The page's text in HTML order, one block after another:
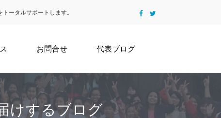
ータルサポートします。
お問合せ 代表ブログ
けするブログ